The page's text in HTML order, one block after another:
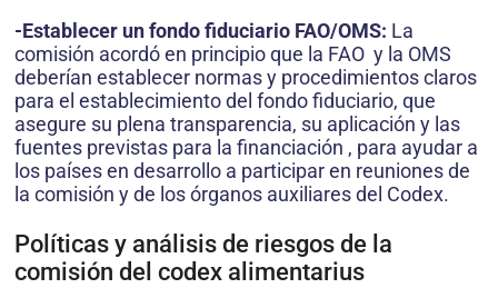
-Establecer un fondo fiduciario FAO/OMS: La
comisión acordó en principio que la FAO y la OMS
deberían establecer normas y procedimientos claros
para el establecimiento del fondo fiduciario, que
asegure su plena transparencia, su aplicación y las
fuentes previstas para la financiación , para ayudar a
los países en desarrollo a participar en reuniones de
la comisión y de los órganos auxiliares del Codex.
Políticas y análisis de riesgos de la
comisión del codex alimentarius